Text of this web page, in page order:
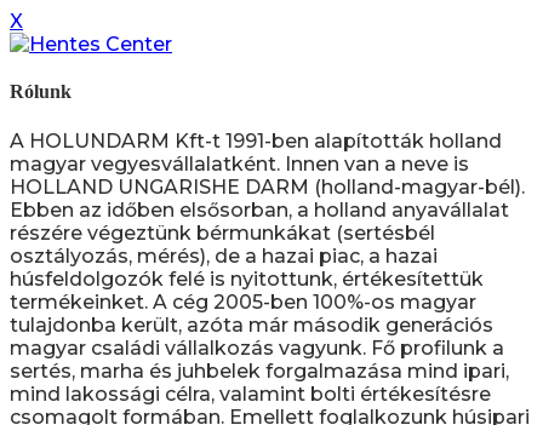
X
Rólunk
A HOLUNDARM Kft-t 1991-ben alapították holland
magyar vegyesvállalatként. Innen van a neve is
HOLLAND UNGARISHE DARM (holland-magyar-bél).
Ebben az időben elsősorban, a holland anyavállalat
részére végeztünk bérmunkákat (sertésbél
osztályozás, mérés), de a hazai piac, a hazai
húsfeldolgozók felé is nyitottunk, értékesítettük
termékeinket. A cég 2005-ben 100%-os magyar
tulajdonba került, azóta már második generációs
magyar családi vállalkozás vagyunk. Fő profilunk a
sertés, marha és juhbelek forgalmazása mind ipari,
mind lakossági célra, valamint bolti értékesítésre
csomagolt formában. Emellett foglalkozunk húsipari